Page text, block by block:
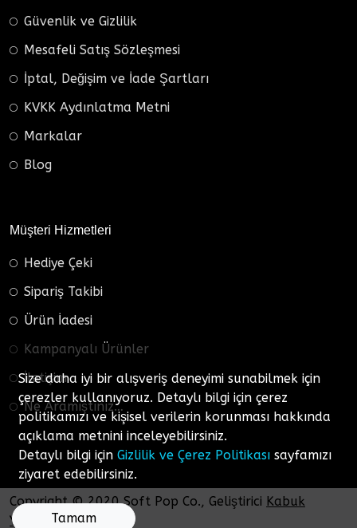
Güvenlik ve Gizlilik
Mesafeli Satış Sözleşmesi
İptal, Değişim ve İade Şartları
KVKK Aydınlatma Metni
Markalar
Blog
Müşteri Hizmetleri
Hediye Çeki
Sipariş Takibi
Ürün İadesi
Kampanyalı Ürünler
İletişim
Ne Aramıştınız…
Copyright © 2020 Soft Pop Co., Geliştirici Kabuk
Yazılım
Size daha iyi bir alışveriş deneyimi sunabilmek için
çerezler kullanıyoruz. Detaylı bilgi için çerez
politikamızı ve kişisel verilerin korunması hakkında
açıklama metnini inceleyebilirsiniz.
Detaylı bilgi için Gizlilik ve Çerez Politikası sayfamızı
ziyaret edebilirsiniz.
Tamam